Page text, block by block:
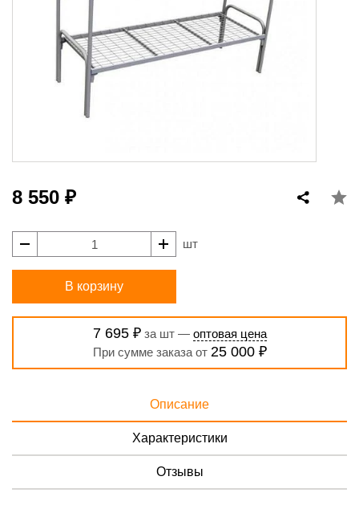
8 550 ₽
шт
В корзину
7 695 ₽за шт — оптовая цена
При сумме заказа от 25 000 ₽
Описание
Характеристики
Отзывы